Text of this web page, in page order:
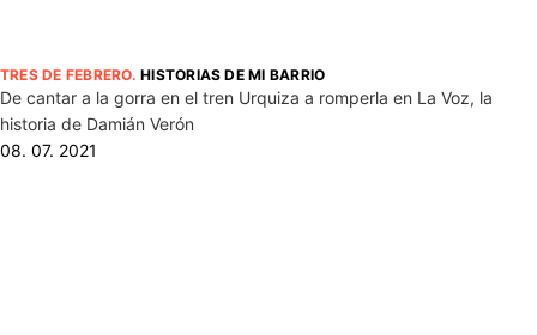
TRES DE FEBRERO.HISTORIAS DE MI BARRIO
De cantar a la gorra en el tren Urquiza a romperla en La Voz, la
historia de Damián Verón
08. 07. 2021